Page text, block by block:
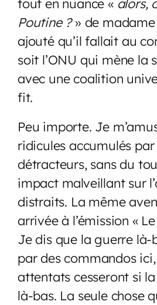
Poutine ?» de
ajouté qu’il fallait au
soit l’ONU qui mène la
avec une coalition
fit.
Peu importe. Je
ridicules accumulés
détracteurs, sans du
impact malveillant sur
distraits. La même
arrivée à l’émission «
Je dis que la guerre là-
par des commandos
attentats cesseront si
là-bas. La seule chose